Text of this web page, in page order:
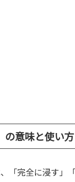
の意味と使い方
「完全に浸す」